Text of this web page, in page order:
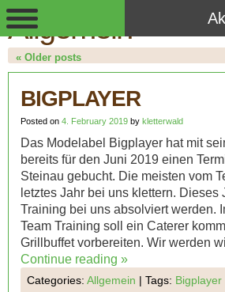
Allgemein
« Older posts
BIGPLAYER
Posted on 4. February 2019 by kletterwald
Das Modelabel Bigplayer hat mit
bereits für den Juni 2019 einen
Steinau gebucht. Die meisten vom
letztes Jahr bei uns klettern. Dieses
Training bei uns absolviert werden.
Team Training soll ein Caterer
Grillbuffet vorbereiten. Wir werden
Continue reading »
Categories: Allgemein | Tags: Bigplayer